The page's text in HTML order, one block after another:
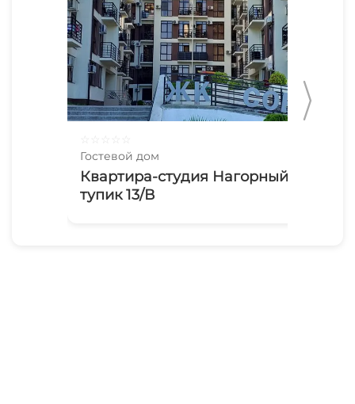
Гостевой дом
Квартира-студия Нагорный
тупик 13/В